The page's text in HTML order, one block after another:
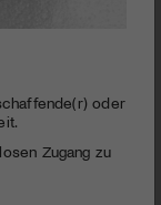
oder
Zugang zu